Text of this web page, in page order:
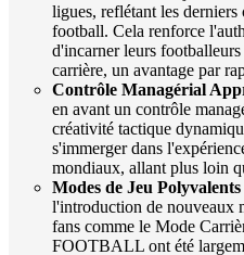
ligues, reflétant les derniers
football. Cela renforce
d'incarner leurs
carrière, un avantage par
Contrôle Managérial
en avant un contrôle
créativité tactique
s'immerger dans
mondiaux, allant plus loin
Modes de Jeu Polyvalents
l'introduction de nouveaux
fans comme le Mode
FOOTBALL ont été